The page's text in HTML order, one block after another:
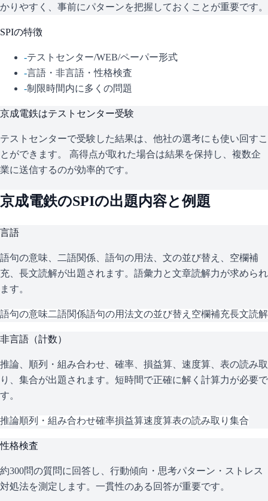
かりやすく、事前にパターンを把握しておくことが重要です。
SPIの特徴
-テストセンター/WEB/ペーパー形式
-言語・非言語・性格検査
-制限時間内に多くの問題
京成電鉄はテストセンター受験
テストセンターで受験した結果は、他社の選考にも使い回すこ
とができます。 高得点が取れた場合は結果を保持し、複数企
業に送信するのが効率的です。
京成電鉄のSPIの出題内容と例題
言語
語句の意味、二語関係、語句の用法、文の並び替え、空欄補
充、長文読解が出題されます。語彙力と文章読解力が求められ
ます。
語句の意味二語関係語句の用法文の並び替え 空欄補充長文読解
非言語（計数）
推論、順列・組み合わせ、確率、損益算、速度算、表の読み取
り、集合が出題されます。短時間で正確に解く計算力が必要で
す。
推論順列・組み合わせ確率損益算速度算表の読み取り 集合
性格検査
約300問の質問に回答し、行動傾向・思考パターン・ストレス
対処法を測定します。一貫性のある回答が重要です。